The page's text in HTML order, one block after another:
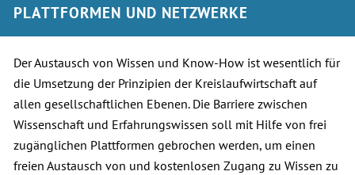
PLATTFORMEN UND NETZWERKE
Der Austausch von Wissen und Know-How ist wesentlich für
die Umsetzung der Prinzipien der Kreislaufwirtschaft auf
allen gesellschaftlichen Ebenen. Die Barriere zwischen
Wissenschaft und Erfahrungswissen soll mit Hilfe von frei
zugänglichen Plattformen gebrochen werden, um einen
freien Austausch von und kostenlosen Zugang zu Wissen zu